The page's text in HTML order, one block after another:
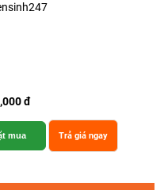
đ
mua Trả giá ngay